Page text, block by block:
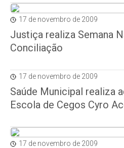
17 de novembro de 2009
Justiça realiza Semana
Conciliação
17 de novembro de 2009
Saúde Municipal realiza
Escola de Cegos Cyro
17 de novembro de 2009